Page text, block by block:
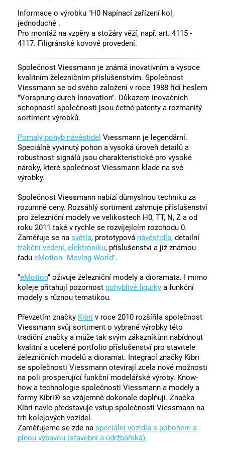
Informace o výrobku "H0 Napínací zařízení kol,
jednoduché".
Pro montáž na vzpěry a stožáry věží, např. art. 4115 -
4117. Filigránské kovové provedení.
Společnost Viessmann je známá inovativním a vysoce
kvalitním železničním příslušenstvím. Společnost
Viessmann se od svého založení v roce 1988 řídí heslem
"Vorsprung durch Innovation". Důkazem inovačních
schopností společnosti jsou četné patenty a rozmanitý
sortiment výrobků.
Pomalý pohyb návěstidel Viessmann je legendární.
Speciálně vyvinutý pohon a vysoká úroveň detailů a
robustnost signálů jsou charakteristické pro vysoké
nároky, které společnost Viessmann klade na své
výrobky.
Společnost Viessmann nabízí důmyslnou techniku za
rozumné ceny. Rozsáhlý sortiment zahrnuje příslušenství
pro železniční modely ve velikostech H0, TT, N, Z a od
roku 2011 také v rychle se rozvíjejícím rozchodu 0.
Zaměřuje se na světla, prototypová návěstidla, detailní
trakční vedení, elektroniku, příslušenství a již známou
řadu eMotion "Moving World".
"eMotion" oživuje železniční modely a dioramata. I mimo
koleje přitahují pozornost pohyblivé figurky a funkční
modely s různou tematikou.
Převzetím značky Kibri v roce 2010 rozšířila společnost
Viessmann svůj sortiment o vybrané výrobky této
tradiční značky a může tak svým zákazníkům nabídnout
kvalitní a ucelené portfolio příslušenství pro stavitele
železničních modelů a dioramat. Integrací značky Kibri
se společnosti Viessmann otevírají zcela nové možnosti
na poli prosperující funkční modelářské výroby. Know-
how a technologie společnosti Viessmann a modely a
formy Kibri® se vzájemně dokonale doplňují. Značka
Kibri navíc představuje vstup společnosti Viessmann na
trh kolejových vozidel.
Zaměřujeme se zde na speciální vozidla s pohonem a
plnou výbavou (stavební a údržbářská).